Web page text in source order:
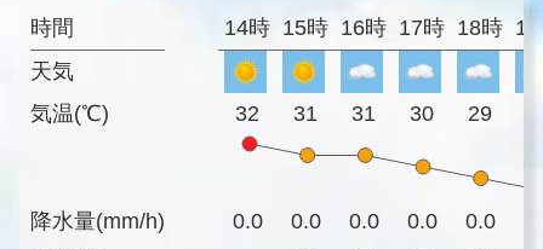
時間
天気
気温(℃)
降水量(mm/h)
14時 15時 16時 17時 18時
32 31 31 30 29
0.0 0.0 0.0 0.0 0.0